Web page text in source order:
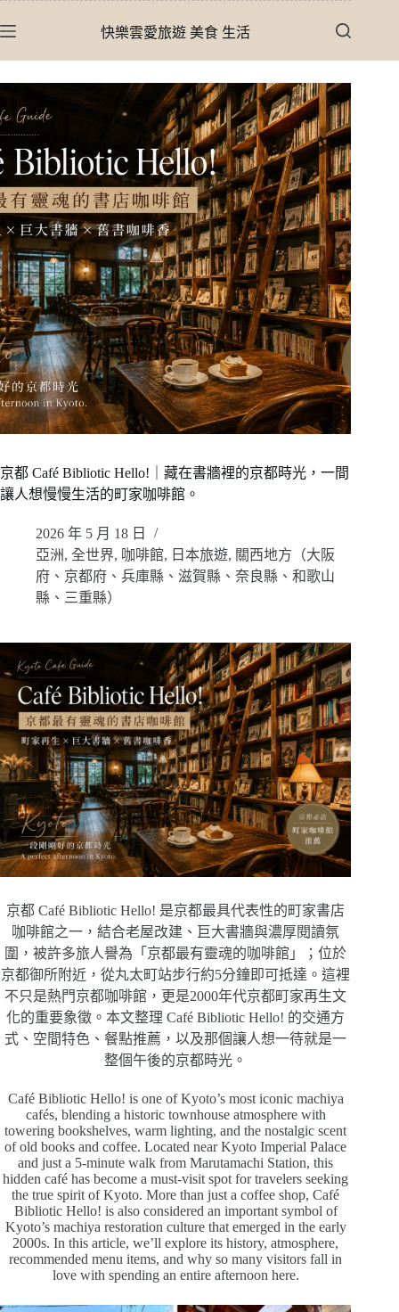
至
容
快樂雲愛旅遊 美食 生活
京都 Café Bibliotic Hello!｜藏在書牆裡的京都時光，一間
讓人想慢慢生活的町家咖啡館。
2026 年 5 月 18 日
亞洲, 全世界, 咖啡館, 日本旅遊, 關西地方（大阪
府、京都府、兵庫縣、滋賀縣、奈良縣、和歌山
縣、三重縣）
京都 Café Bibliotic Hello! 是京都最具代表性的町家書店
咖啡館之一，結合老屋改建、巨大書牆與濃厚閱讀氛
圍，被許多旅人譽為「京都最有靈魂的咖啡館」；位於
京都御所附近，從丸太町站步行約5分鐘即可抵達。這裡
不只是熱門京都咖啡館，更是2000年代京都町家再生文
化的重要象徵。本文整理 Café Bibliotic Hello! 的交通方
式、空間特色、餐點推薦，以及那個讓人想一待就是一
整個午後的京都時光。
Café Bibliotic Hello! is one of Kyoto’s most iconic machiya
cafés, blending a historic townhouse atmosphere with
towering bookshelves, warm lighting, and the nostalgic scent
of old books and coffee. Located near Kyoto Imperial Palace
and just a 5-minute walk from Marutamachi Station, this
hidden café has become a must-visit spot for travelers seeking
the true spirit of Kyoto. More than just a coffee shop, Café
Bibliotic Hello! is also considered an important symbol of
Kyoto’s machiya restoration culture that emerged in the early
2000s. In this article, we’ll explore its history, atmosphere,
recommended menu items, and why so many visitors fall in
love with spending an entire afternoon here.